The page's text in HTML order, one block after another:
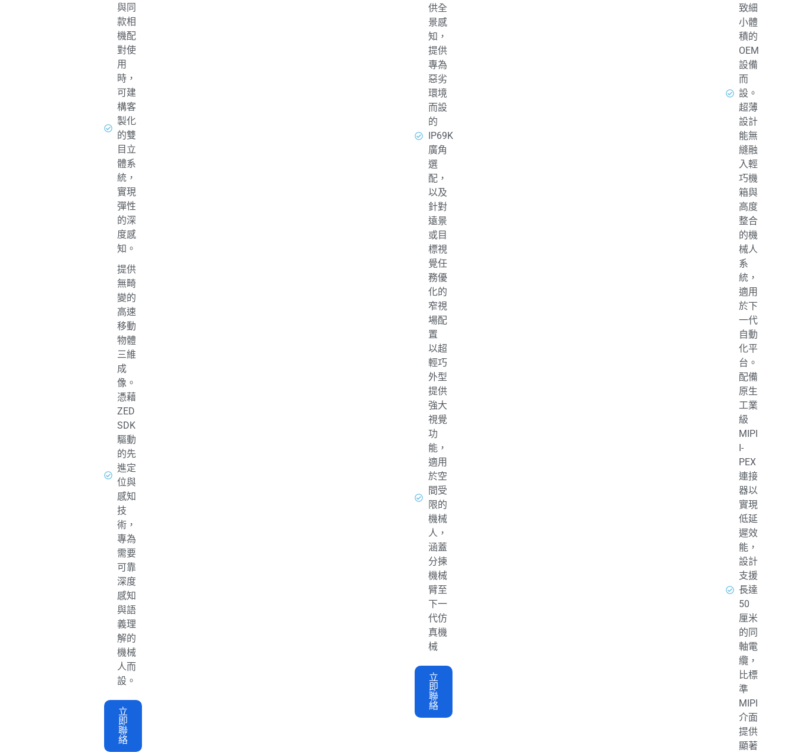
與同
款相
機配
對使
用
時，
可建
構客
製化
的雙
目立
體系
統，
實現
彈性
的深
度感
知。
提供
無畸
變的
高速
移動
物體
三維
成
像。
憑藉
ZED
SDK
驅動
的先
進定
位與
感知
技
術，
專為
需要
可靠
深度
感知
與語
義理
解的
機械
人而
設。
立
即
聯
絡
供全
景感
知，
提供
專為
惡劣
環境
而設
的
IP69K
廣角
選
配，
以及
針對
遠景
或目
標視
覺任
務優
化的
窄視
場配
置
以超
輕巧
外型
提供
強大
視覺
功
能，
適用
於空
間受
限的
機械
人，
涵蓋
分揀
機械
臂至
下一
代仿
真機
械
立
即
聯
絡
致細
小體
積的
OEM
設備
而
設。
超薄
設計
能無
縫融
入輕
巧機
箱與
高度
整合
的機
械人
系
統，
適用
於下
一代
自動
化平
台。
配備
原生
工業
級
MIPI
I-
PEX
連接
器以
實現
低延
遲效
能，
設計
支援
長達
50
厘米
的同
軸電
纜，
比標
準
MIPI
介面
提供
顯著